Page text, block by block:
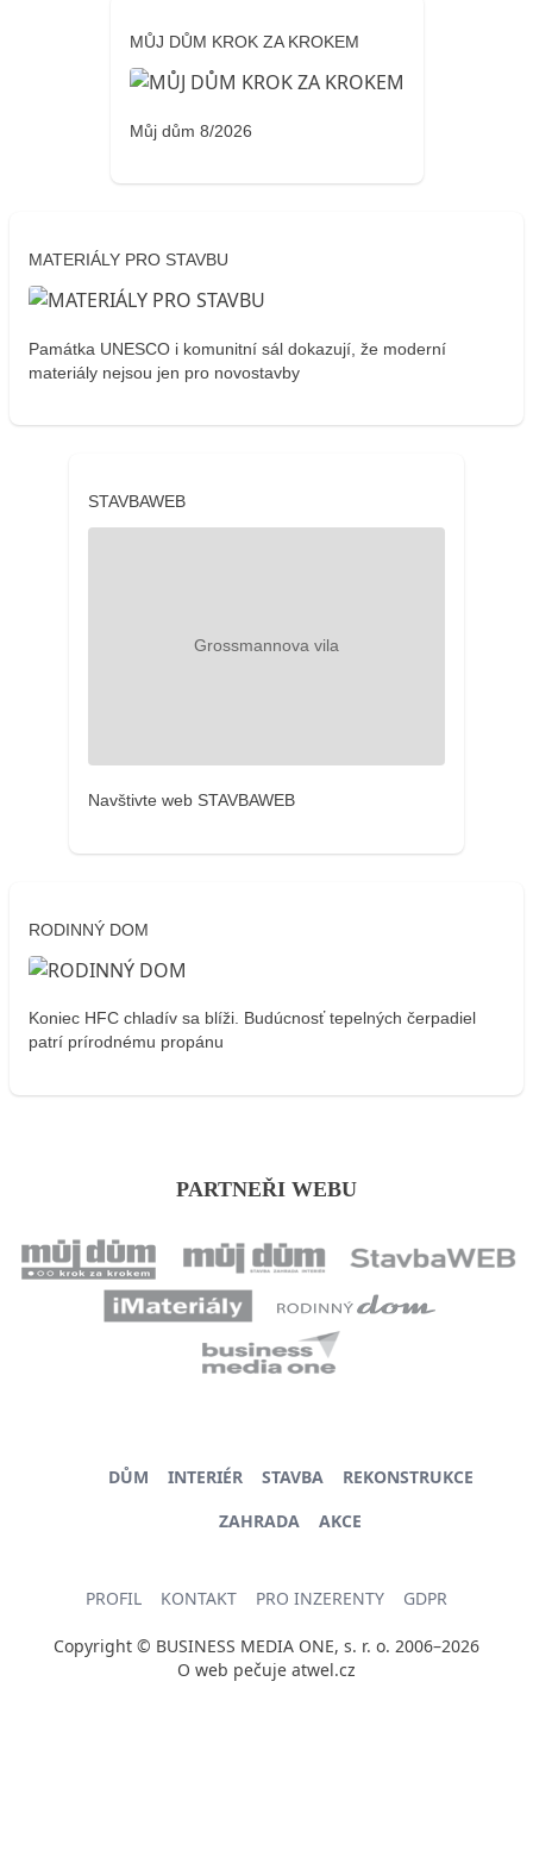
MŮJ DŮM KROK ZA KROKEM
Můj dům 8/2026
MATERIÁLY PRO STAVBU
Památka UNESCO i komunitní sál dokazují, že moderní
materiály nejsou jen pro novostavby
STAVBAWEB
Navštivte web STAVBAWEB
RODINNÝ DOM
Koniec HFC chladív sa blíži. Budúcnosť tepelných čerpadiel
patrí prírodnému propánu
PARTNEŘI WEBU
DŮM INTERIÉR STAVBA
REKONSTRUKCE
ZAHRADA
AKCE
PROFIL KONTAKT PRO INZERENTY GDPR
Copyright © BUSINESS MEDIA ONE, s. r. o. 2006–2026